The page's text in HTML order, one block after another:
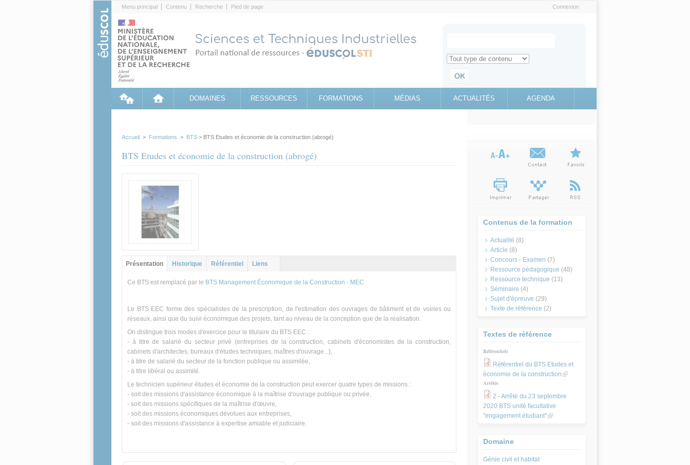
Menu principal Contenu Recherche Pied de page Connexion
Search for
Retrouvez toute l'information sur le site education.gouv.fr
DOMAINES RESSOURCES FORMATIONS MÉDIAS ACTUALITÉS AGENDA
Accueil > Formations > BTS > BTS Etudes et économie de la construction (abrogé)
BTS Etudes et économie de la construction (abrogé)
Groupe principal
Présentation (onglet
actif)
Historique Référentiel Liens
Ce BTS est remplacé par le BTS Management Économique de la Construction - MEC
Le BTS EEC forme des spécialistes de la prescription, de l'estimation des ouvrages de bâtiment et de voiries ou
réseaux, ainsi que du suivi économique des projets, tant au niveau de la conception que de la réalisation.
On distingue trois modes d'exercice pour le titulaire du BTS EEC :
- à titre de salarié du secteur privé (entreprises de la construction, cabinets d'économistes de la construction,
cabinets d'architectes, bureaux d'études techniques, maîtres d'ouvrage...),
- à titre de salarié du secteur de la fonction publique ou assimilée,
- à titre libéral ou assimilé.
Le technicien supérieur études et économie de la construction peut exercer quatre types de missions :
- soit des missions d'assistance économique à la maîtrise d'ouvrage publique ou privée,
- soit des missions spécifiques de la maîtrise d'œuvre,
- soit des missions économiques dévolues aux entreprises,
- soit des missions d'assistance à expertise amiable et judiciaire.
Contenus de la formation
Actualité (8)
Article (8)
Concours - Examen (7)
Ressource pédagogique (48)
Ressource technique (13)
Séminaire (4)
Sujet d'épreuve (29)
Texte de référence (2)
Textes de référence
Référentiels
Référentiel du BTS Etudes et
économie de la construction (link is
Arrêtés
2 - Arrêté du 23 septembre
2020 BTS unité facultative
"engagement étudiant"(link is external)
Domaine